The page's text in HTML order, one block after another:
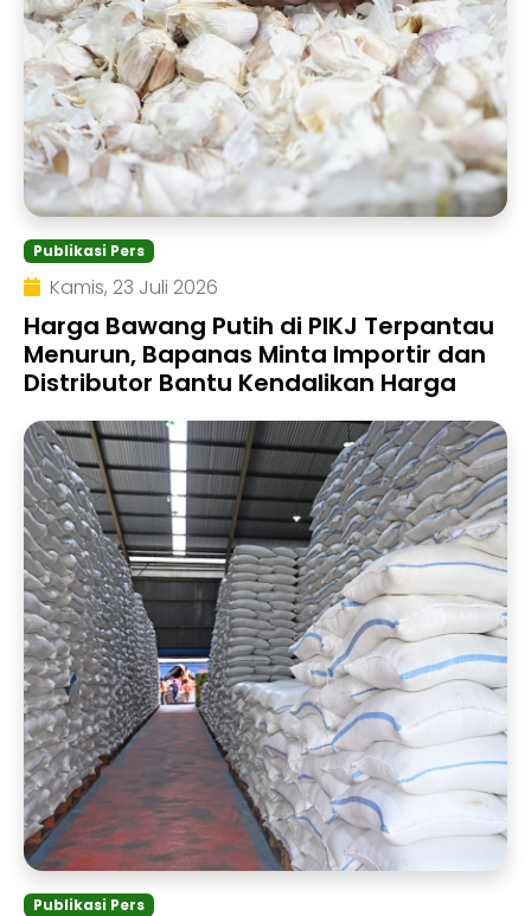
Publikasi Pers
Kamis, 23 Juli 2026
Harga Bawang Putih di PIKJ Terpantau
Menurun, Bapanas Minta Importir dan
Distributor Bantu Kendalikan Harga
Publikasi Pers